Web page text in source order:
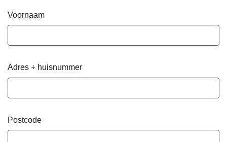
Voornaam
Adres + huisnummer
Postcode